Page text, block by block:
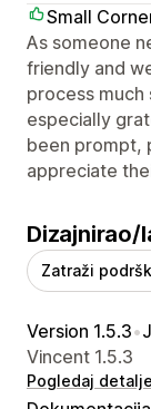
Small
As someone
friendly and
process
especially
been prompt,
appreciate
Dizajnirao/
Zatraži
Version 1.5.3•
Vincent 1.5.3
Pogledaj detalje